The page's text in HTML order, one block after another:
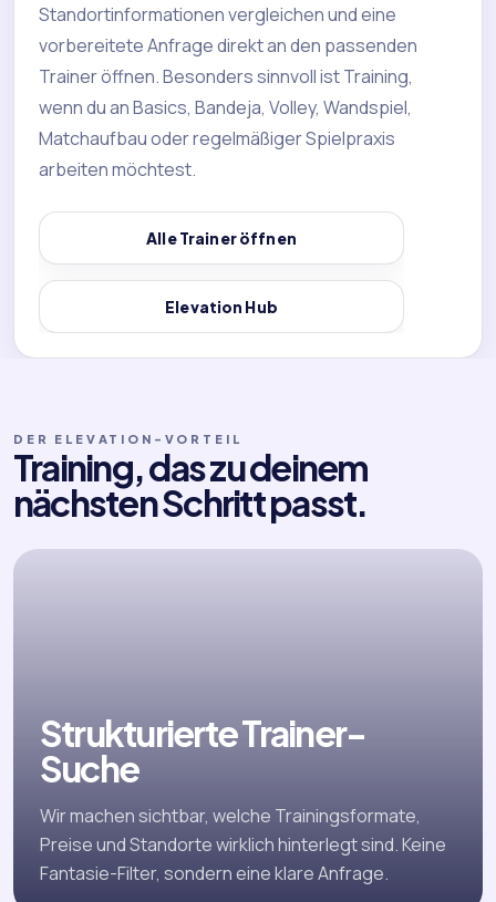
Standortinformationen vergleichen und eine
vorbereitete Anfrage direkt an den passenden
Trainer öffnen. Besonders sinnvoll ist Training,
wenn du an Basics, Bandeja, Volley, Wandspiel,
Matchaufbau oder regelmäßiger Spielpraxis
arbeiten möchtest.
Alle Trainer öffnen
Elevation Hub
DER ELEVATION-VORTEIL
Training, das zu deinem
nächsten Schritt passt.
Strukturierte Trainer-
Suche
Wir machen sichtbar, welche Trainingsformate,
Preise und Standorte wirklich hinterlegt sind. Keine
Fantasie-Filter, sondern eine klare Anfrage.